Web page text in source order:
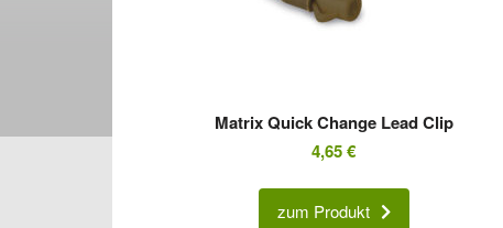
Matrix Quick Change Lead Clip
4,65€
zum Produkt